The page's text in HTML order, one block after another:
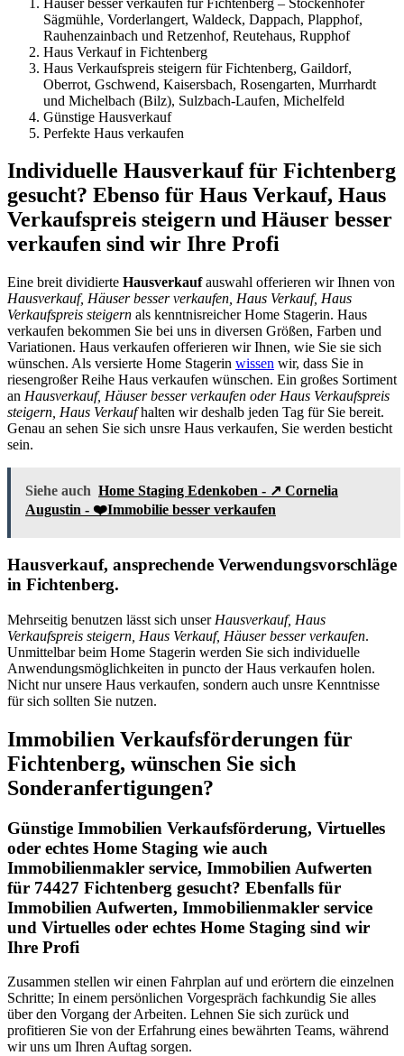
Sägmühle, Vorderlangert, Waldeck, Dappach, Plapphof,
Rauhenzainbach und Retzenhof, Reutehaus, Rupphof
Haus Verkauf in Fichtenberg
Haus Verkaufspreis steigern für Fichtenberg, Gaildorf,
Oberrot, Gschwend, Kaisersbach, Rosengarten, Murrhardt
und Michelbach (Bilz), Sulzbach-Laufen, Michelfeld
Günstige Hausverkauf
Perfekte Haus verkaufen
Individuelle Hausverkauf für Fichtenberg
gesucht? Ebenso für Haus Verkauf, Haus
Verkaufspreis steigern und Häuser besser
verkaufen sind wir Ihre Profi
Eine breit dividierte Hausverkaufauswahl offerieren wir Ihnen von
Hausverkauf, Häuser besser verkaufen, Haus Verkauf, Haus
Verkaufspreis steigern als kenntnisreicher Home Stagerin. Haus
verkaufen bekommen Sie bei uns in diversen Größen, Farben und
Variationen. Haus verkaufen offerieren wir Ihnen, wie Sie sie sich
wünschen. Als versierte Home Stagerin wissen wir, dass Sie in
riesengroßer Reihe Haus verkaufen wünschen. Ein großes Sortiment
an Hausverkauf, Häuser besser verkaufen oder Haus Verkaufspreis
steigern, Haus Verkaufhalten wir deshalb jeden Tag für Sie bereit.
Genau an sehen Sie sich unsre Haus verkaufen, Sie werden besticht
sein.
Siehe auch Home Staging Edenkoben - ↗️ Cornelia
Augustin - ❤️Immobilie besser verkaufen
Hausverkauf, ansprechende Verwendungsvorschläge
in Fichtenberg.
Mehrseitig benutzen lässt sich unser Hausverkauf, Haus
Verkaufspreis steigern, Haus Verkauf, Häuser besser verkaufen.
Unmittelbar beim Home Stagerin werden Sie sich individuelle
Anwendungsmöglichkeiten in puncto der Haus verkaufen holen.
Nicht nur unsere Haus verkaufen, sondern auch unsre Kenntnisse
für sich sollten Sie nutzen.
Immobilien Verkaufsförderungen für
Fichtenberg, wünschen Sie sich
Sonderanfertigungen?
Günstige Immobilien Verkaufsförderung, Virtuelles
oder echtes Home Staging wie auch
Immobilienmakler service, Immobilien Aufwerten
für 74427 Fichtenberg gesucht? Ebenfalls für
Immobilien Aufwerten, Immobilienmakler service
und Virtuelles oder echtes Home Staging sind wir
Ihre Profi
Zusammen stellen wir einen Fahrplan auf und erörtern die einzelnen
Schritte; In einem persönlichen Vorgespräch fachkundig Sie alles
über den Vorgang der Arbeiten. Lehnen Sie sich zurück und
profitieren Sie von der Erfahrung eines bewährten Teams, während
wir uns um Ihren Auftag sorgen.